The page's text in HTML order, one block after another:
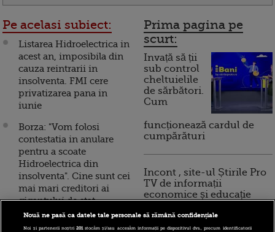
Pe acelasi subiect:
Listarea Hidroelectrica in
acest an, imposibila din
cauza reintrarii in
insolventa. FMI cere
privatizarea pana in
iunie
Borza: "Vom folosi
contestatia in anulare
pentru a scoate
Hidroelectrica din
insolventa". Cine sunt cei
mai mari creditori ai
gigantului de stat
Prima pagina pe
scurt:
Invață să ții
sub control
cheltuielile
de sărbători.
Cum
funcționează cardul de
cumpărături
Incont , site-ul Știrile Pro
TV de informații
economice și educație
Nouă ne pasă ca datele tale personale să rămână confidențiale
Noi și partenerii noștri201stocăm și/sau accesăm informații pe dispozitivul dvs., precum identificatorii